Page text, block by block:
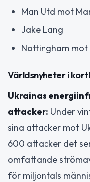
Man Utd mot
Jake Lang
Nottingham mot
Världsnyheter i
Ukrainas
attacker: Under
sina attacker mot
600 attacker det
omfattande
för miljontals